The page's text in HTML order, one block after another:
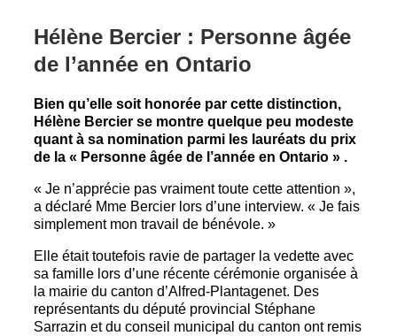
Hélène Bercier : Personne âgée
de l’année en Ontario
Bien qu’elle soit honorée par cette distinction,
Hélène Bercier se montre quelque peu modeste
quant à sa nomination parmi les lauréats du prix
de la « Personne âgée de l’année en Ontario » .
« Je n’apprécie pas vraiment toute cette attention »,
a déclaré Mme Bercier lors d’une interview. « Je fais
simplement mon travail de bénévole. »
Elle était toutefois ravie de partager la vedette avec
sa famille lors d’une récente cérémonie organisée à
la mairie du canton d’Alfred-Plantagenet. Des
représentants du député provincial Stéphane
Sarrazin et du conseil municipal du canton ont remis